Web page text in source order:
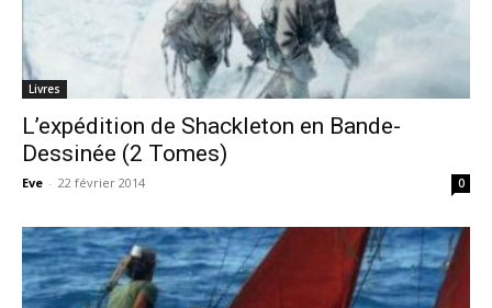
Livres
L’expédition de Shackleton en Bande-
Dessinée (2 Tomes)
Eve - 22 février 2014 0